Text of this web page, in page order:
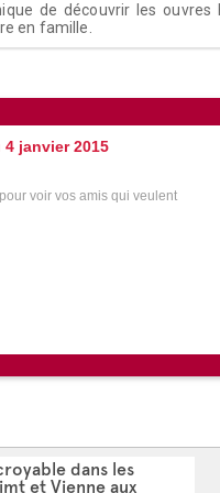
de découvrir les ouvres
en famille.
4 janvier 2015
voir vos amis qui veulent
dans les
et Vienne aux